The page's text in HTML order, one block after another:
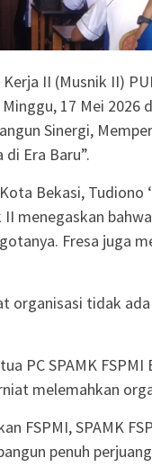
II (Musnik II)
17 Mei 2026
Sinergi,
Era Baru”.
Bekasi, Tudiono
menegaskan
Fresa juga
organisasi tidak
PC SPAMK
melemahkan
FSPMI, SPAMK
penuh